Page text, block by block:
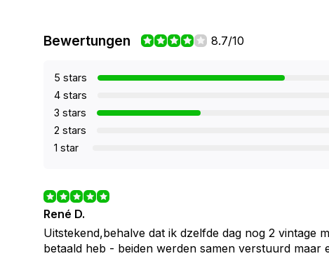
Bewertungen 8.7/10
5 stars
4 stars
3 stars
2 stars
1 star
René D.
Uitstekend,behalve dat ik dzelfde dag nog 2 vintage
betaald heb - beiden werden samen verstuurd maar